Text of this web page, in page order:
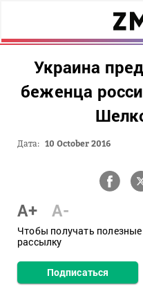
Украина
беженца
Дата: 10 October 2016
A+ A-
Чтобы получать
рассылку
Подписаться